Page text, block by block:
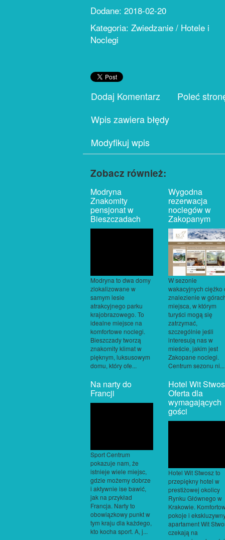
Dodane: 2018-02-20
Kategoria: Zwiedzanie / Hotele i
Noclegi
Dodaj Komentarz
Poleć
Wpis zawiera błędy
Modyfikuj wpis
Zobacz również:
Modryna
Znakomity
pensjonat w
Bieszczadach
Modryna to dwa domy
zlokalizowane w
samym lesie
atrakcyjnego parku
krajobrazowego. To
idealne miejsce na
komfortowe noclegi.
Bieszczady tworzą
znakomity klimat w
pięknym, luksusowym
domu, który ofe...
Wygodna
rezerwacja
noclegów w
Zakopanym
W sezonie
wakacyjnych ciężko
znalezienie w
miejsca, w którym
turyści mogą się
zatrzymać,
szczególnie jeśli
interesują nas w
mieście, jakim jest
Zakopane noclegi.
Centrum sezonu ni...
Na narty do
Francji
Sport Centrum
pokazuje nam, że
istnieje wiele miejsc,
gdzie możemy dobrze
i aktywnie ise bawić,
jak na przykład
Francja. Narty to
obowiązkowy punkt w
tym kraju dla każdego,
kto kocha sport. A, j...
Hotel Wit
Oferta dla
wymagających
gości
Hotel Wit Stwosz to
przepiękny hotel w
prestiżowej okolicy
Rynku Głównego w
Krakowie.
pokoje i
apartament Wit
czekają na